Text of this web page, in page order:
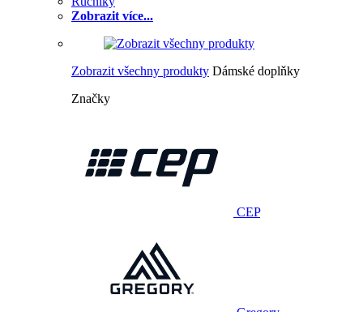
Zobrazit více...
Zobrazit všechny produkty Dámské doplňky
Značky
CEP